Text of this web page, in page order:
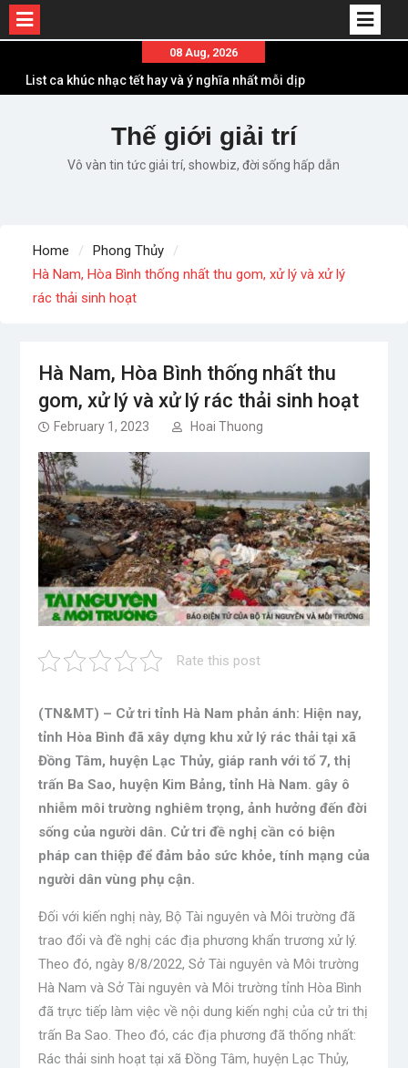
content
08 Aug, 2026
List ca khúc nhạc tết hay và ý nghĩa nhất mỗi dịp
Em ơi lên phố – Minh Vương: Màn comeback
“ngoạn mục” với triệu view
Những ca khúc nhạc xuân “sặc mùi” quảng cáo
Lời bài hát Chúng Ta của Hiện Tại – Sơn Tùng M-
TP – Full lyrics bản chuẩn
Thế giới giải trí
Vô vàn tin tức giải trí, showbiz, đời sống hấp dẫn
Home
Phong Thủy
Hà Nam, Hòa Bình thống nhất thu gom, xử lý và xử lý
rác thải sinh hoạt
Hà Nam, Hòa Bình thống nhất thu
gom, xử lý và xử lý rác thải sinh hoạt
February 1, 2023 Hoai Thuong
Rate this post
(TN&MT) – Cử tri tỉnh Hà Nam phản ánh: Hiện nay,
tỉnh Hòa Bình đã xây dựng khu xử lý rác thải tại xã
Đồng Tâm, huyện Lạc Thủy, giáp ranh với tổ 7, thị
trấn Ba Sao, huyện Kim Bảng, tỉnh Hà Nam. gây ô
nhiễm môi trường nghiêm trọng, ảnh hưởng đến đời
sống của người dân. Cử tri đề nghị cần có biện
pháp can thiệp để đảm bảo sức khỏe, tính mạng của
người dân vùng phụ cận.
Đối với kiến ​​nghị này, Bộ Tài nguyên và Môi trường đã
trao đổi và đề nghị các địa phương khẩn trương xử lý.
Theo đó, ngày 8/8/2022, Sở Tài nguyên và Môi trường
Hà Nam và Sở Tài nguyên và Môi trường tỉnh Hòa Bình
đã trực tiếp làm việc về nội dung kiến ​​nghị của cử tri thị
trấn Ba Sao. Theo đó, các địa phương đã thống nhất:
Rác thải sinh hoạt tại xã Đồng Tâm, huyện Lạc Thủy,